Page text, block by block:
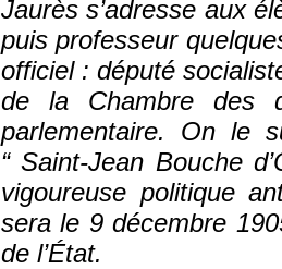
Jaurès s’adresse aux
puis professeur
officiel : député
de la Chambre des
parlementaire. On le
“ Saint-Jean Bouche
vigoureuse politique
sera le 9 décembre
de l’État.